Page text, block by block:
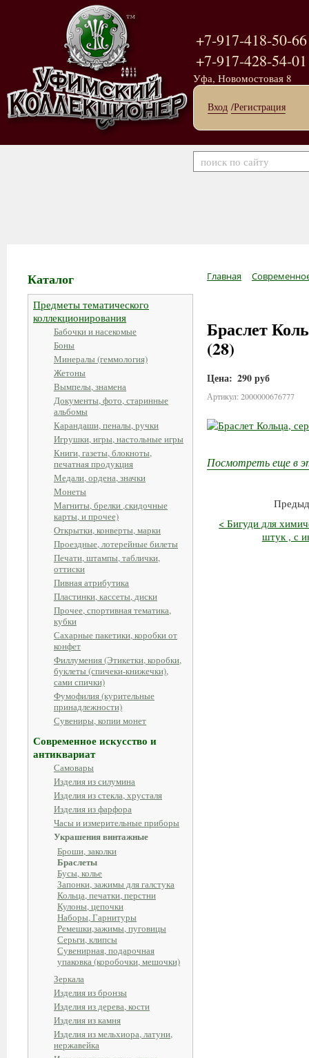
+7-917-418-50-66
+7-917-428-54-01
Уфа, Новомостовая 8
Вход /Регистрация
Каталог
Предметы тематического
коллекционирования
Бабочки и насекомые
Боны
Минералы (геммология)
Жетоны
Вымпелы, знамена
Документы, фото, старинные
альбомы
Карандаши, пеналы, ручки
Игрушки, игры, настольные игры
Книги, газеты, блокноты,
печатная продукция
Медали, ордена, значки
Монеты
Магниты, брелки ,скидочные
карты, и прочее)
Открытки, конверты, марки
Проездные, лотерейные билеты
Печати, штампы, таблички,
оттиски
Пивная атрибутика
Пластинки, кассеты, диски
Прочее, спортивная тематика,
кубки
Сахарные пакетики, коробки от
конфет
Филлумения (Этикетки, коробки,
буклеты (спичеки-книжечки),
сами спички)
Фумофилия (курительные
принадлежности)
Сувениры, копии монет
Современное искусство и
антиквариат
Самовары
Изделия из силумина
Изделия из стекла, хрусталя
Изделия из фарфора
Часы и измерительные приборы
Украшения винтажные
Броши, заколки
Браслеты
Бусы, колье
Запонки, зажимы для галстука
Кольца, печатки, перстни
Кулоны, цепочки
Наборы, Гарнитуры
Ремешки,зажимы, пуговицы
Серьги, клипсы
Сувенирная, подарочная
упаковка (коробочки, мешочки)
Зеркала
Изделия из бронзы
Изделия из дерева, кости
Изделия из камня
Изделия из мельхиора, латуни,
нержавейка
Главная
Браслет
(28)
Цена: 290 руб
Артикул: 2000000676777
Посмотреть еще в
< Бигуди для
штук , с